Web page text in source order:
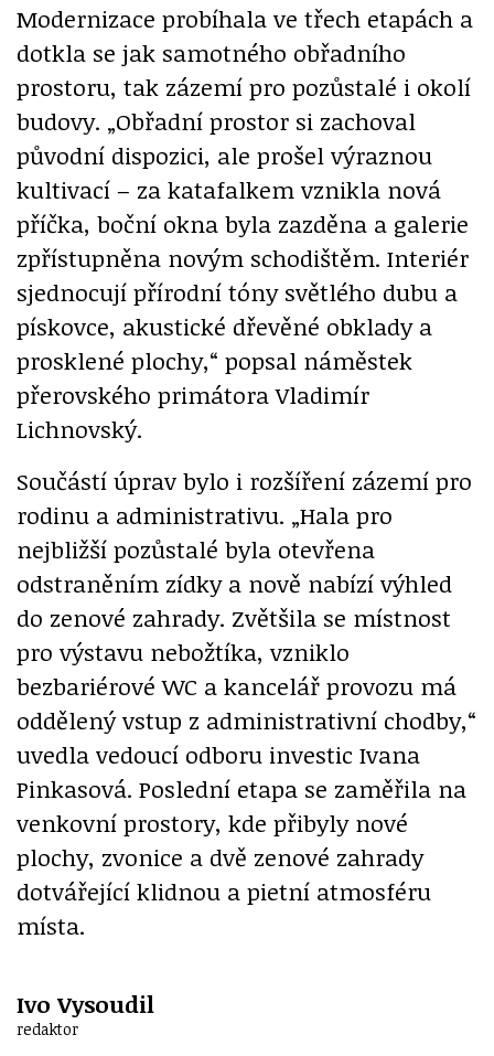
Modernizace probíhala ve třech etapách a
dotkla se jak samotného obřadního
prostoru, tak zázemí pro pozůstalé i okolí
budovy. „Obřadní prostor si zachoval
původní dispozici, ale prošel výraznou
kultivací – za katafalkem vznikla nová
příčka, boční okna byla zazděna a galerie
zpřístupněna novým schodištěm. Interiér
sjednocují přírodní tóny světlého dubu a
pískovce, akustické dřevěné obklady a
prosklené plochy,“ popsal náměstek
přerovského primátora Vladimír
Lichnovský.
Součástí úprav bylo i rozšíření zázemí pro
rodinu a administrativu. „Hala pro
nejbližší pozůstalé byla otevřena
odstraněním zídky a nově nabízí výhled
do zenové zahrady. Zvětšila se místnost
pro výstavu nebožtíka, vzniklo
bezbariérové WC a kancelář provozu má
oddělený vstup z administrativní chodby,“
uvedla vedoucí odboru investic Ivana
Pinkasová. Poslední etapa se zaměřila na
venkovní prostory, kde přibyly nové
plochy, zvonice a dvě zenové zahrady
dotvářející klidnou a pietní atmosféru
místa.
Ivo Vysoudil
redaktor